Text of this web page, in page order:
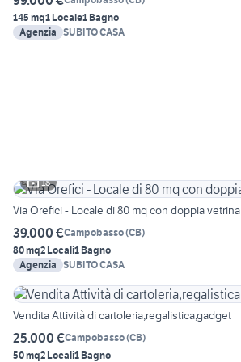
145 mq1 Locale1 Bagno
Agenzia SUBITO CASA
18
Via Orefici - Locale di 80 mq con doppia vetrina
39.000 €Campobasso(CB)
80 mq2 Locali1 Bagno
Agenzia SUBITO CASA
Vendita Attività di cartoleria,regalistica,gadget
25.000 €Campobasso(CB)
50 mq2 Locali1 Bagno